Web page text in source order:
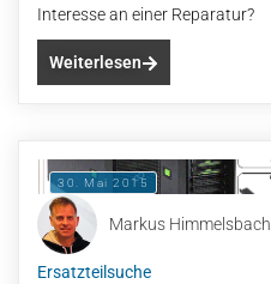
Interesse an einer Reparatur?
Weiterlesen
30. Mai 2015
Markus Himmelsbach
Ersatzteilsuche